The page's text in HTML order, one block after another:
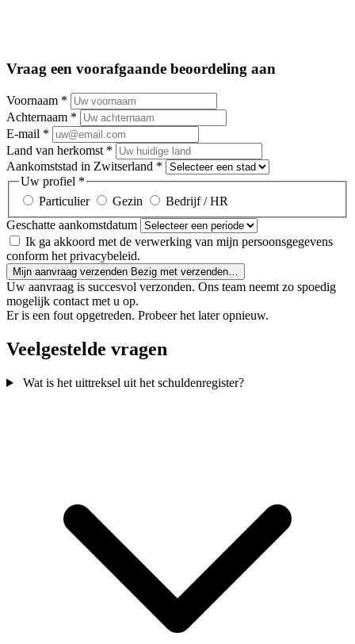
Vraag een voorafgaande beoordeling aan
Voornaam *
Achternaam *
E-mail *
Land van herkomst *
Aankomststad in Zwitserland *
Uw profiel *
Particulier
Gezin
Bedrijf / HR
Geschatte aankomstdatum
Ik ga akkoord met de verwerking van mijn persoonsgegevens
conform het privacybeleid.
Mijn aanvraag verzenden Bezig met verzenden…
Uw aanvraag is succesvol verzonden. Ons team neemt zo spoedig
mogelijk contact met u op.
Er is een fout opgetreden. Probeer het later opnieuw.
Veelgestelde vragen
Wat is het uittreksel uit het schuldenregister?